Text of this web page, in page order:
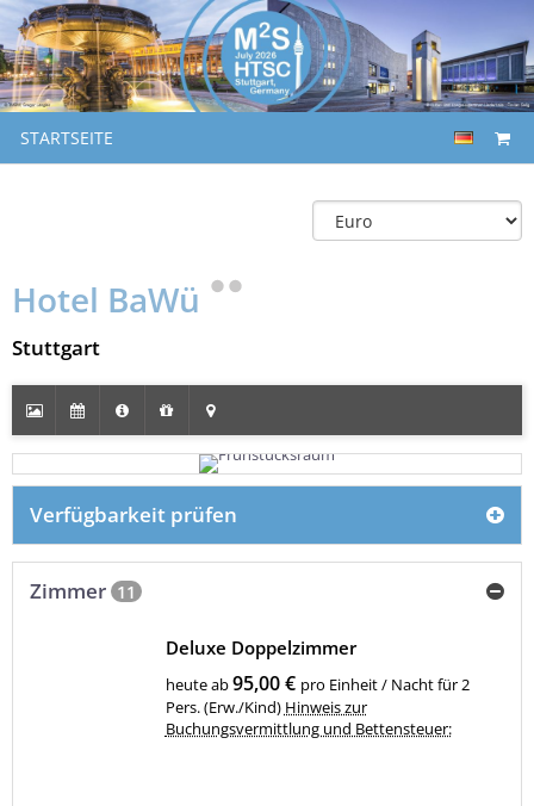
STARTSEITE
Hotel BaWü
Stuttgart
Verfügbarkeit prüfen
Zimmer 11
Deluxe Doppelzimmer
heute ab95,00 € pro Einheit / Nacht für 2
Pers. (Erw./Kind) Hinweis zur
Buchungsvermittlung und Bettensteuer: